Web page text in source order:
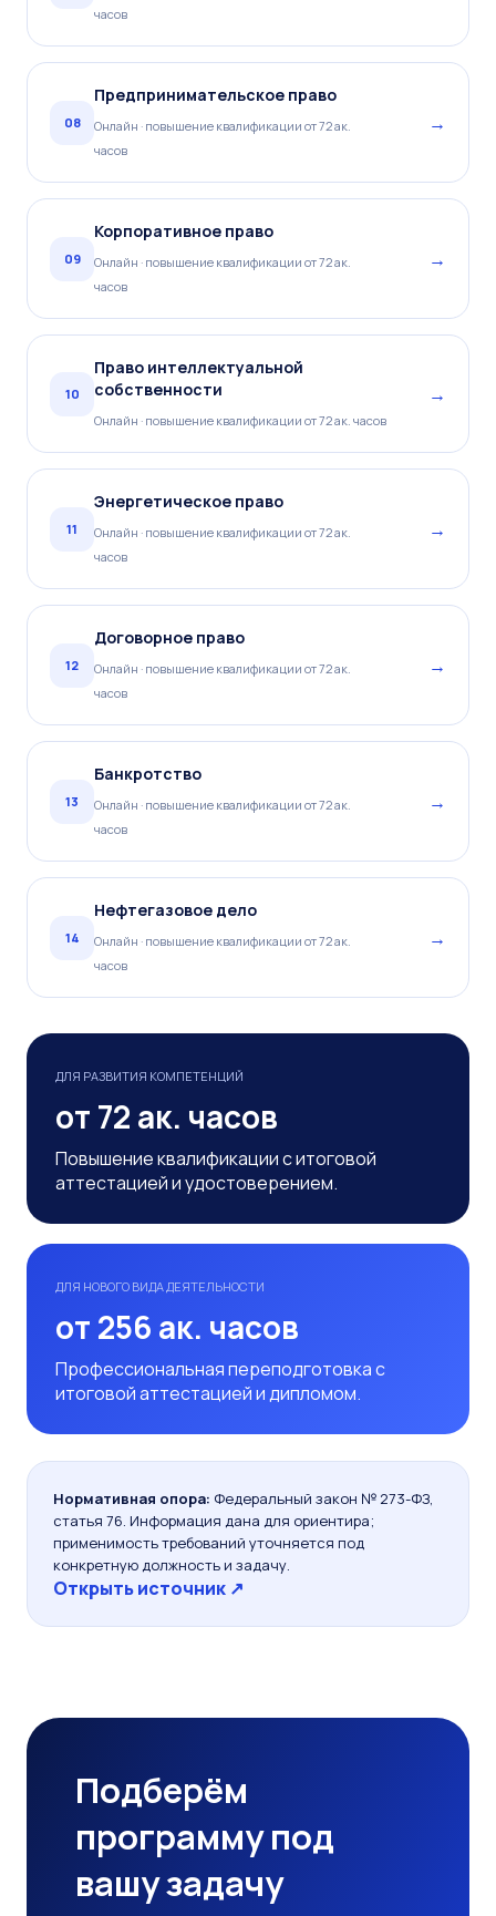
часов
08
Предпринимательское право
Онлайн · повышение квалификации от 72 ак.
часов
→
09
Корпоративное право
Онлайн · повышение квалификации от 72 ак.
часов
→
10
Право интеллектуальной
собственности
Онлайн · повышение квалификации от 72 ак. часов
→
11
Энергетическое право
Онлайн · повышение квалификации от 72 ак.
часов
→
12
Договорное право
Онлайн · повышение квалификации от 72 ак.
часов
→
13
Банкротство
Онлайн · повышение квалификации от 72 ак.
часов
→
14
Нефтегазовое дело
Онлайн · повышение квалификации от 72 ак.
часов
→
ДЛЯ РАЗВИТИЯ КОМПЕТЕНЦИЙ
от 72 ак. часов
Повышение квалификации с итоговой
аттестацией и удостоверением.
ДЛЯ НОВОГО ВИДА ДЕЯТЕЛЬНОСТИ
от 256 ак. часов
Профессиональная переподготовка с
итоговой аттестацией и дипломом.
Нормативная опора: Федеральный закон № 273-ФЗ,
статья 76. Информация дана для ориентира;
применимость требований уточняется под
конкретную должность и задачу.
Открыть источник ↗
Подберём
программу под
вашу задачу